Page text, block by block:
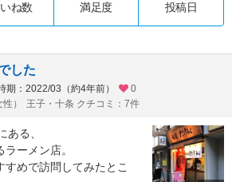
ね数 満足度 投稿日
した
期：2022/03（約4年前）
0
） 王子・十条 クチコミ：7件
ある、
ーメン店。
すめで訪問してみたとこ